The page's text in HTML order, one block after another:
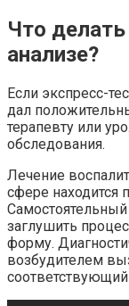
Что
анализе?
Если экспресс-
дал
терапевту или
обследования.
Лечение
сфере находится
заглушить
форму.
возбудителем
соответствующий